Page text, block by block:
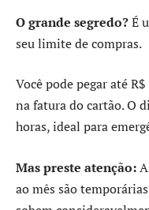
O grande segredo?É
seu limite de compras.
Você pode pegar até
na fatura do cartão. O
horas, ideal para
Mas preste atenção:
ao mês são